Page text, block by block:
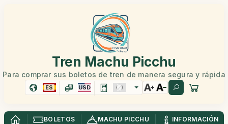
Tren Machu Picchu
Para comprar sus boletos de tren de manera segura y rápida
ES USD
BOLETOS MACHU PICCHU
INFORMACIÓN